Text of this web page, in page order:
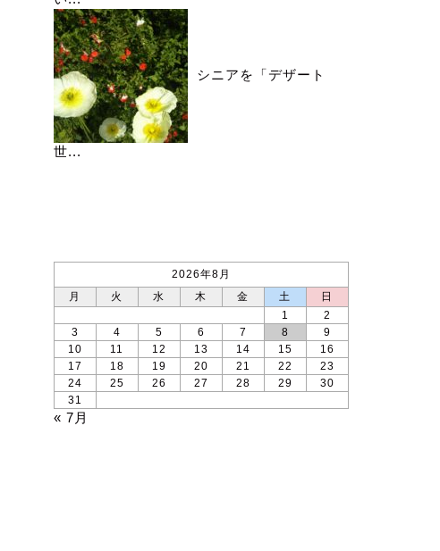
シニアを「デザート
世...
2026年8月
月
火 水 木 金 土
日
1
2
3
4 5 6 7 8
9
10
11 12 13 14 15
16
17
18 19 20 21 22
23
24
25 26 27 28 29
30
31
« 7月